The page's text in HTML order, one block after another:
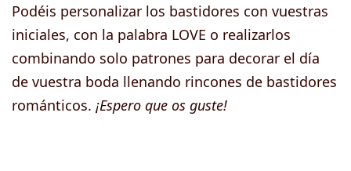
Podéis personalizar los bastidores con vuestras
iniciales, con la palabra LOVE o realizarlos
combinando solo patrones para decorar el día
de vuestra boda llenando rincones de bastidores
románticos. ¡Espero que os guste!